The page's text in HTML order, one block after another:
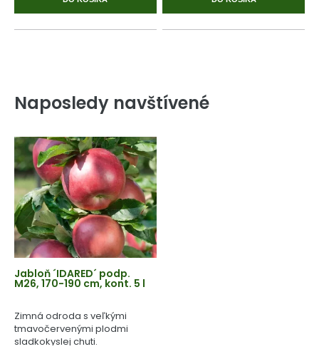
Naposledy navštívené
Jabloň ´IDARED´ podp.
M26, 170-190 cm, kont. 5 l
Zimná odroda s veľkými
tmavočervenými plodmi
sladkokyslej chuti.